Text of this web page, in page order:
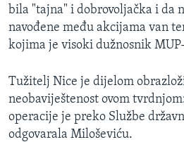
bila "tajna" i dobrovoljačka i da
navođene među akcijama van
kojima je visoki dužnosnik
Tužitelj Nice je dijelom
neobaviještenost ovom
operacije je preko Službe
odgovarala Miloševiću.